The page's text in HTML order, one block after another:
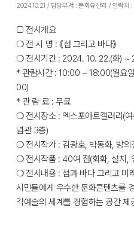
2024.10.21 / 담당부서 : 문화유산과 / 연락
□ 전시개요
❍ 전 시 명 : 《섬 그리고 바다》
❍ 전시기간 : 2024. 10. 22.(화) ~
* 관람시간 : 10:00 ~ 18:00(월요
00)
* 관 람 료 : 무료
❍ 전시장소 : 엑스포아트갤러리(여
념관 3층)
❍ 전시작가 : 김광호, 박동화, 방
❍ 전시작품 : 40여 점(회화, 설치,
❍ 전시내용 : 섬과 바다 그리고 미
시민들에게 우수한 문화콘텐츠를
각예술의 세계를 경험하는 공간 제